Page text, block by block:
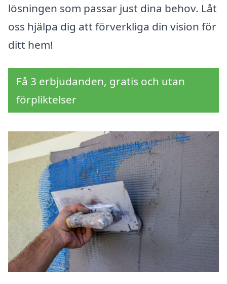
lösningen som passar just dina behov. Låt
oss hjälpa dig att förverkliga din vision för
ditt hem!
Få 3 erbjudanden, gratis och utan
förpliktelser